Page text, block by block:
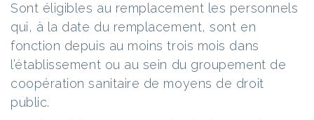
Sont éligibles au remplacement les personnels
qui, à la date du remplacement, sont en
fonction depuis au moins trois mois dans
l’établissement ou au sein du groupement de
coopération sanitaire de moyens de droit
public.